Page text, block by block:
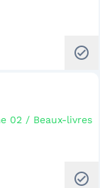
check_circle
02 / Beaux-livres
check_circle